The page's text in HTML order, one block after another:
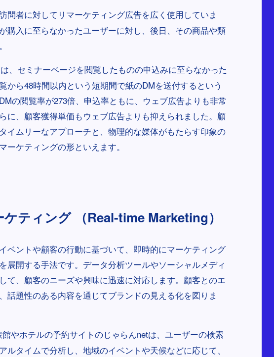
問者に対してリマーケティング広告を広く使用していま
購入に至らなかったユーザーに対し、後日、その商品や類
は、セミナーページを閲覧したものの申込みに至らなかった
から48時間以内という短期間で紙のDMを送付するという
の閲覧率が273倍、申込率ともに、ウェブ広告よりも非常
に、顧客獲得単価もウェブ広告よりも抑えられました。顧
イムリーなアプローチと、物理的な媒体がもたらす印象の
ーケティングの形といえます。
ティング （Real-time Marketing）
ベントや顧客の行動に基づいて、即時的にマーケティング
展開する手法です。データ分析ツールやソーシャルメディ
て、顧客のニーズや興味に迅速に対応します。顧客とのエ
話題性のある内容を通じてブランドの見える化を図りま
館やホテルの予約サイトのじゃらんnetは、ユーザーの検索
ルタイムで分析し、地域のイベントや天候などに応じて、